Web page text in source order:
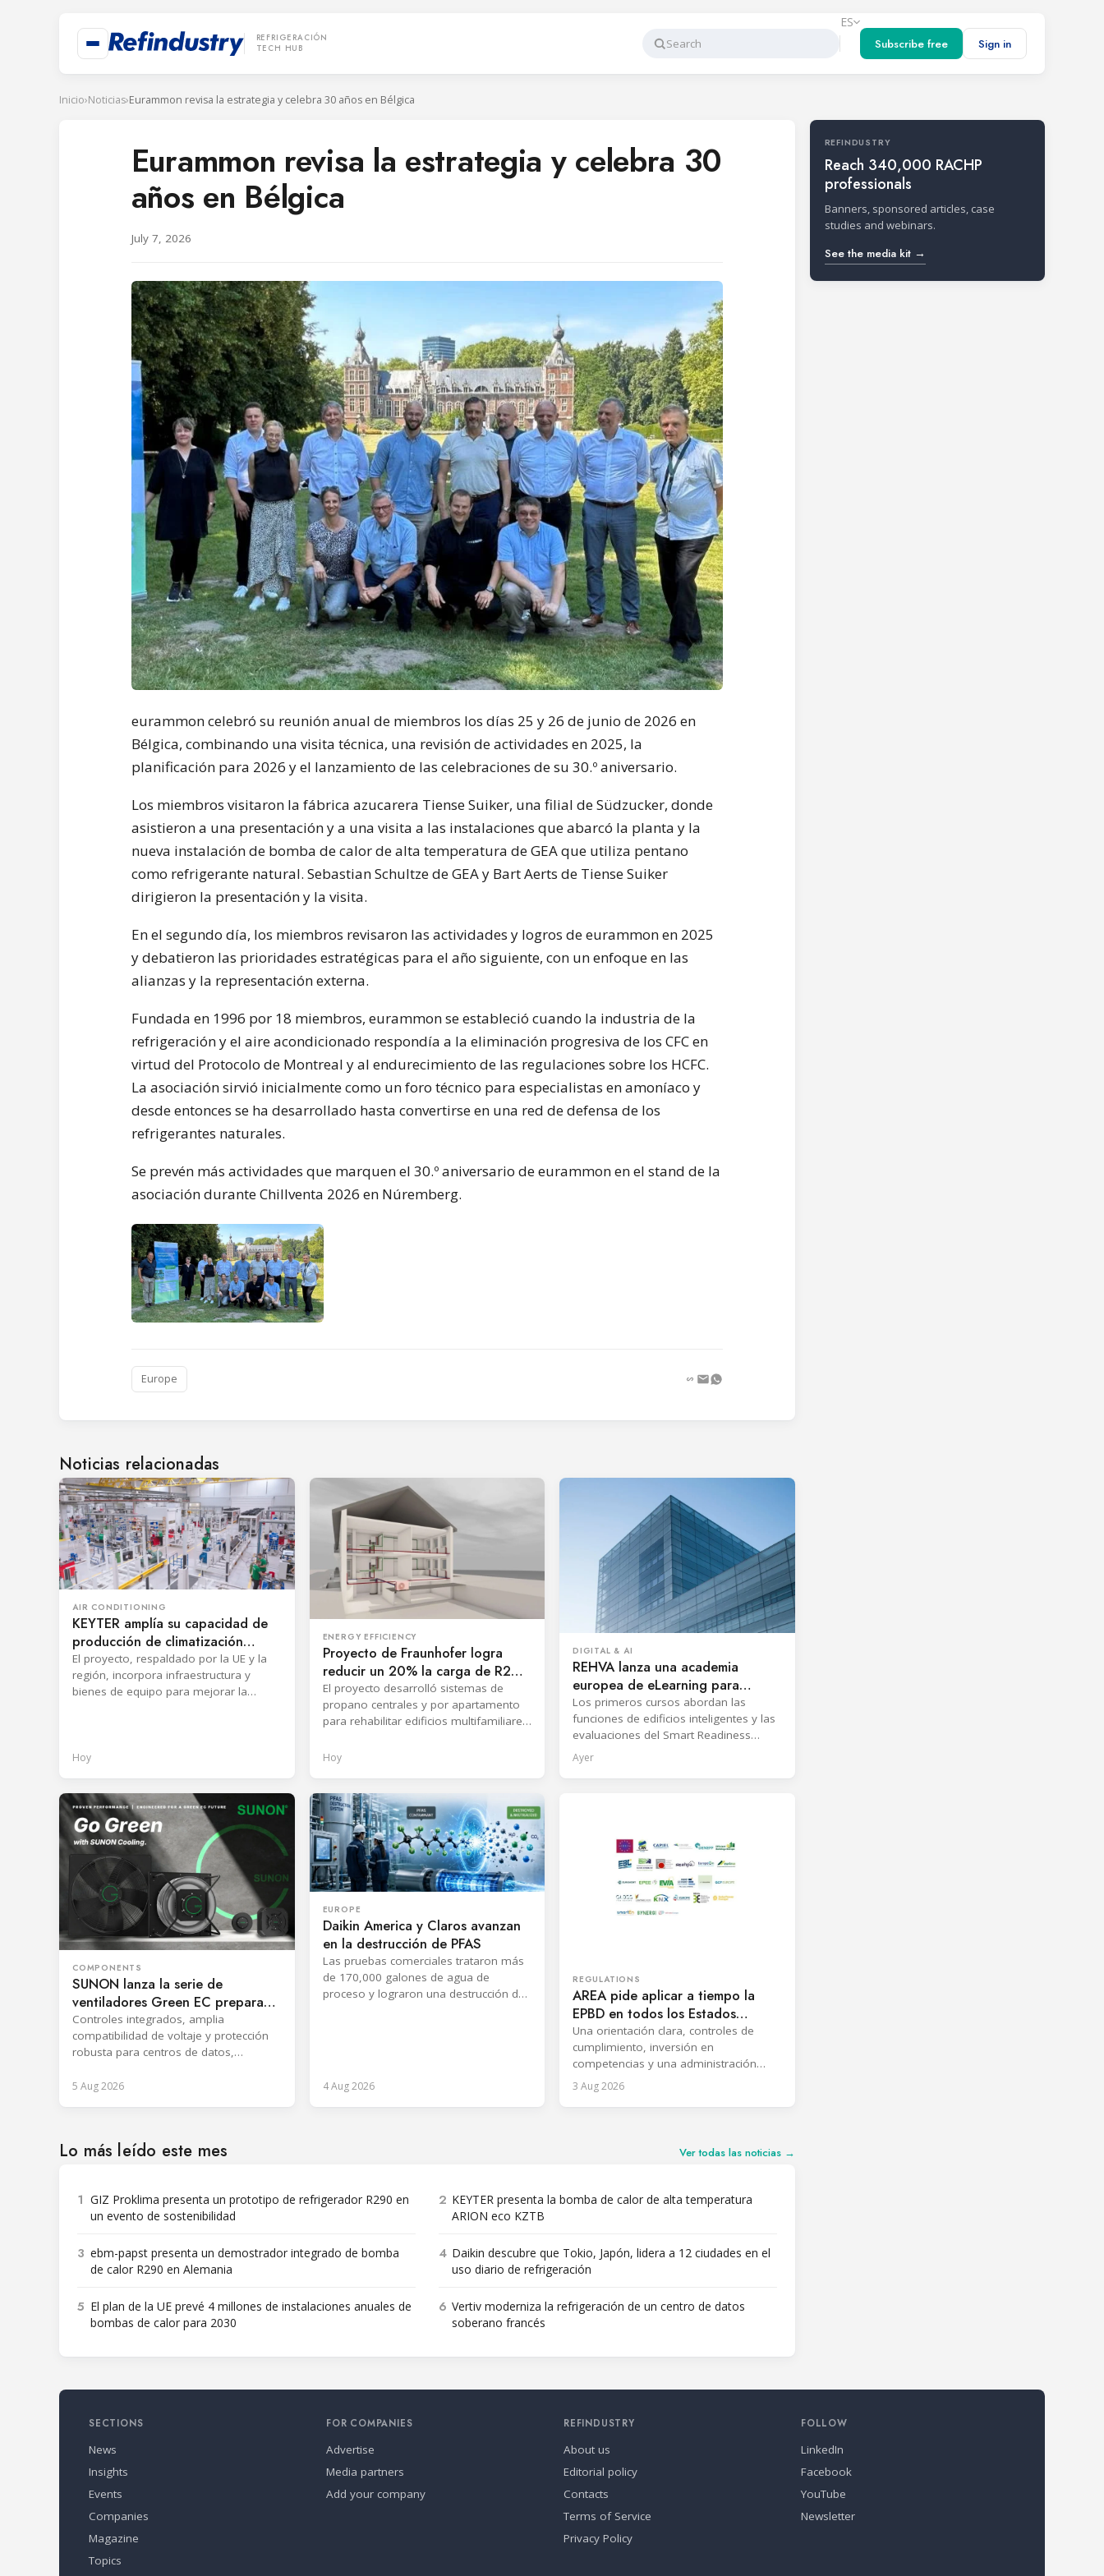
REFRIGERACIÓN
TECH HUB
Search
ES
Subscribe free
Sign in
Inicio›Noticias›Eurammon revisa la estrategia y celebra 30 años en Bélgica
Eurammon revisa la estrategia y celebra 30
años en Bélgica
July 7, 2026
eurammon celebró su reunión anual de miembros los días 25 y 26 de junio de 2026 en
Bélgica, combinando una visita técnica, una revisión de actividades en 2025, la
planificación para 2026 y el lanzamiento de las celebraciones de su 30.º aniversario.
Los miembros visitaron la fábrica azucarera Tiense Suiker, una filial de Südzucker, donde
asistieron a una presentación y a una visita a las instalaciones que abarcó la planta y la
nueva instalación de bomba de calor de alta temperatura de GEA que utiliza pentano
como refrigerante natural. Sebastian Schultze de GEA y Bart Aerts de Tiense Suiker
dirigieron la presentación y la visita.
En el segundo día, los miembros revisaron las actividades y logros de eurammon en 2025
y debatieron las prioridades estratégicas para el año siguiente, con un enfoque en las
alianzas y la representación externa.
Fundada en 1996 por 18 miembros, eurammon se estableció cuando la industria de la
refrigeración y el aire acondicionado respondía a la eliminación progresiva de los CFC en
virtud del Protocolo de Montreal y al endurecimiento de las regulaciones sobre los HCFC.
La asociación sirvió inicialmente como un foro técnico para especialistas en amoníaco y
desde entonces se ha desarrollado hasta convertirse en una red de defensa de los
refrigerantes naturales.
Se prevén más actividades que marquen el 30.º aniversario de eurammon en el stand de la
asociación durante Chillventa 2026 en Núremberg.
Europe
Noticias relacionadas
AIR CONDITIONING
KEYTER amplía su capacidad de
producción de climatización
industrial
El proyecto, respaldado por la UE y la
región, incorpora infraestructura y
bienes de equipo para mejorar la
Hoy
ENERGY EFFICIENCY
Proyecto de Fraunhofer logra
reducir un 20% la carga de R290
en bombas de calor
El proyecto desarrolló sistemas de
propano centrales y por apartamento
para rehabilitar edificios multifamiliares
envolvente ventilada.
Hoy
DIGITAL & AI
REHVA lanza una academia
europea de eLearning para
profesionales de climatización
Los primeros cursos abordan las
funciones de edificios inteligentes y las
evaluaciones del Smart Readiness
Indicator, y también se prepara
formación sobre EPBD IV.
Ayer
COMPONENTS
SUNON lanza la serie de
ventiladores Green EC preparada
para ErP 2026
Controles integrados, amplia
compatibilidad de voltaje y protección
robusta para centros de datos,
5 Aug 2026
EUROPE
Daikin America y Claros avanzan
en la destrucción de PFAS
Las pruebas comerciales trataron más
de 170,000 galones de agua de
proceso y lograron una destrucción de
4 Aug 2026
REGULATIONS
AREA pide aplicar a tiempo la
EPBD en todos los Estados
miembros de la UE
Una orientación clara, controles de
cumplimiento, inversión en
competencias y una administración
coordinada se consideran esenciales
para materializar los beneficios de la
3 Aug 2026
Lo más leído este mes Ver todas las noticias →
1 GIZ Proklima presenta un prototipo de refrigerador R290 en
un evento de sostenibilidad
2 KEYTER presenta la bomba de calor de alta temperatura
ARION eco KZTB
3 ebm-papst presenta un demostrador integrado de bomba
de calor R290 en Alemania
4 Daikin descubre que Tokio, Japón, lidera a 12 ciudades en el
uso diario de refrigeración
5 El plan de la UE prevé 4 millones de instalaciones anuales de
bombas de calor para 2030
6 Vertiv moderniza la refrigeración de un centro de datos
soberano francés
REFINDUSTRY
Reach 340,000 RACHP
professionals
Banners, sponsored articles, case
studies and webinars.
See the media kit →
SECTIONS
News
Insights
Events
Companies
Magazine
Topics
FOR COMPANIES
Advertise
Media partners
Add your company
REFINDUSTRY
About us
Editorial policy
Contacts
Terms of Service
Privacy Policy
FOLLOW
LinkedIn
Facebook
YouTube
Newsletter